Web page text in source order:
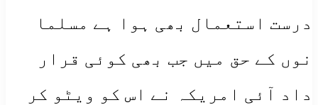
درست استعمال بھی ہوا ہے مسلما
نوں کے حق میں جب بھی کوئی قرار
داد آئی امریکہ نے اس کو ویٹو کر